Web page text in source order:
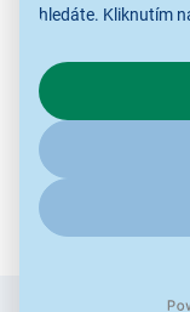
hledáte. Kliknutím
chování na webu
zajímají detaily, jak
kliknětesem.